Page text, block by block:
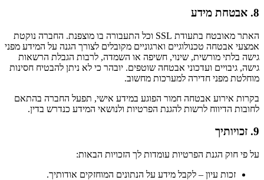
8. אבטחת מידע
האתר מאובטח בתעודת SSL וכל התעבורה בו מוצפנת. החברה נוקטת
אמצעי אבטחה טכנולוגיים וארגוניים מקובלים לצורך הגנה על המידע מפני
גישה בלתי מורשית, שינוי, חשיפה או השמדה, לרבות הגבלת הרשאות
גישה, גיבויים ועדכוני אבטחה שוטפים. יובהר כי לא ניתן להבטיח חסינות
מוחלטת מפני חדירה למערכות מחשוב.
בקרות אירוע אבטחה חמור הפוגע במידע אישי, תפעל החברה בהתאם
לחובות הדיווח לרשות להגנת הפרטיות ולנושאי המידע כנדרש בדין.
9. זכויותיך
על פי חוק הגנת הפרטיות עומדות לך הזכויות הבאות:
זכות עיון – לקבל מידע על הנתונים המוחזקים אודותיך.